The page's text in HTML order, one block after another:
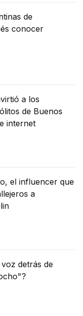
de
conocer
a los
de Buenos
internet
el influencer que
a
detrás de